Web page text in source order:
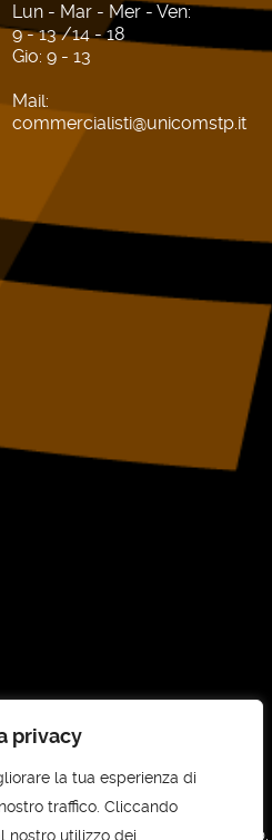
privacy
la tua esperienza di
traffico. Cliccando
nostro utilizzo dei
Lun - Mar - Mer - Ven:
9 - 13 /14 - 18
Gio: 9 - 13
Mail:
commercialisti@unicomstp.it
STP SRL
amministrativa: Via Vittorio Veneto, 30,